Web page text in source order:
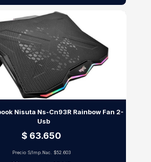
Nisuta Ns-Cn93R Rainbow Fan 2-
Usb
$ 63.650
Precio S/Imp.Nac. $52.603